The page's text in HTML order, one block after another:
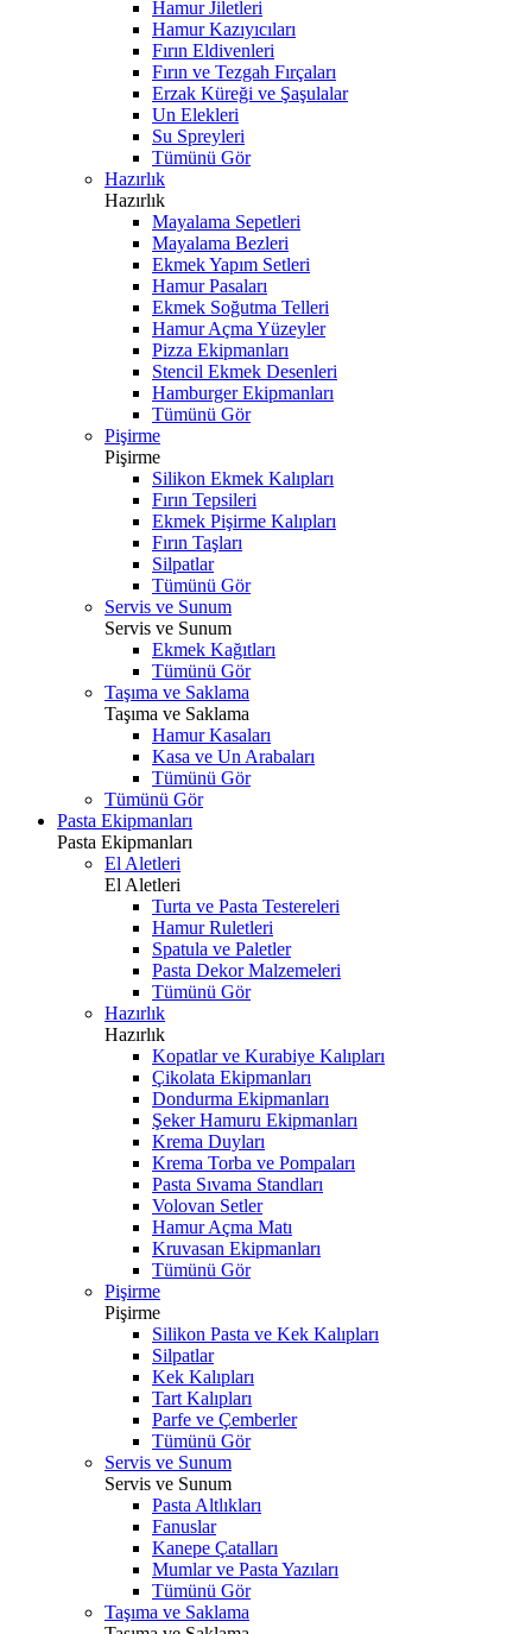
Hamur Jiletleri
Hamur Kazıyıcıları
Fırın Eldivenleri
Fırın ve Tezgah Fırçaları
Erzak Küreği ve Şaşulalar
Un Elekleri
Su Spreyleri
Tümünü Gör
Hazırlık
Hazırlık
Mayalama Sepetleri
Mayalama Bezleri
Ekmek Yapım Setleri
Hamur Pasaları
Ekmek Soğutma Telleri
Hamur Açma Yüzeyler
Pizza Ekipmanları
Stencil Ekmek Desenleri
Hamburger Ekipmanları
Tümünü Gör
Pişirme
Pişirme
Silikon Ekmek Kalıpları
Fırın Tepsileri
Ekmek Pişirme Kalıpları
Fırın Taşları
Silpatlar
Tümünü Gör
Servis ve Sunum
Servis ve Sunum
Ekmek Kağıtları
Tümünü Gör
Taşıma ve Saklama
Taşıma ve Saklama
Hamur Kasaları
Kasa ve Un Arabaları
Tümünü Gör
Tümünü Gör
Pasta Ekipmanları
Pasta Ekipmanları
El Aletleri
El Aletleri
Turta ve Pasta Testereleri
Hamur Ruletleri
Spatula ve Paletler
Pasta Dekor Malzemeleri
Tümünü Gör
Hazırlık
Hazırlık
Kopatlar ve Kurabiye Kalıpları
Çikolata Ekipmanları
Dondurma Ekipmanları
Şeker Hamuru Ekipmanları
Krema Duyları
Krema Torba ve Pompaları
Pasta Sıvama Standları
Volovan Setler
Hamur Açma Matı
Kruvasan Ekipmanları
Tümünü Gör
Pişirme
Pişirme
Silikon Pasta ve Kek Kalıpları
Silpatlar
Kek Kalıpları
Tart Kalıpları
Parfe ve Çemberler
Tümünü Gör
Servis ve Sunum
Servis ve Sunum
Pasta Altlıkları
Fanuslar
Kanepe Çatalları
Mumlar ve Pasta Yazıları
Tümünü Gör
Taşıma ve Saklama